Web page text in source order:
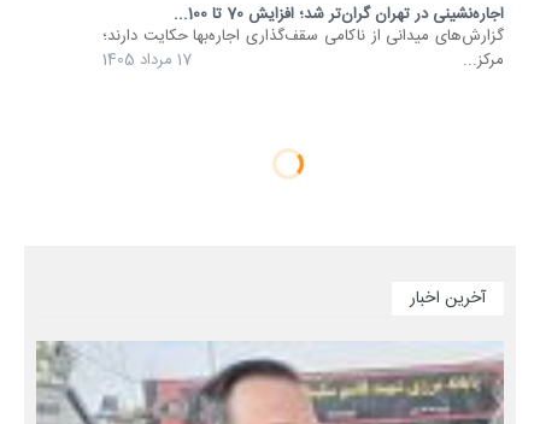
اجاره‌نشینی در تهران گران‌تر شد؛ افزایش 70 تا 100...
گزارش‌های میدانی از ناکامی سقف‌گذاری اجاره‌بها حکایت دارند؛
مرکز...
17 مرداد 1405
آخرین اخبار